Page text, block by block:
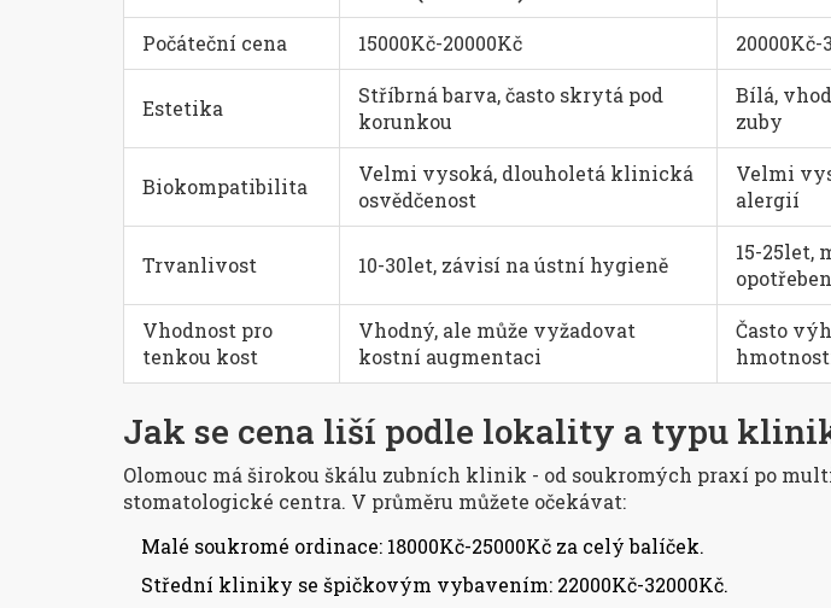
Počáteční cena 15000Kč-20000Kč 20000Kč-
Estetika
Stříbrná barva, často skrytá pod
korunkou
Bílá,
zuby
Biokompatibilita
Velmi vysoká, dlouholetá klinická
osvědčenost
Velmi
alergií
Trvanlivost 10-30let, závisí na ústní hygieně
15-25let,
Vhodnost pro
tenkou kost
Vhodný, ale může vyžadovat
kostní augmentaci
Často
Jak se cena liší podle lokality a typu
Olomouc má širokou škálu zubních klinik - od soukromých praxí po
stomatologické centra. V průměru můžete očekávat:
Malé soukromé ordinace: 18000Kč-25000Kč za celý balíček.
Střední kliniky se špičkovým vybavením: 22000Kč-32000Kč.